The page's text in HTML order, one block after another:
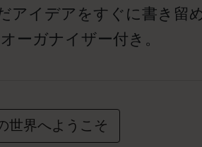
イデアをすぐに書き留
ーガナイザー付き。
世界へようこそ